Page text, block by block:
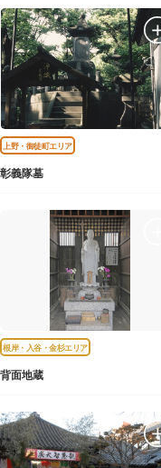
上野・御徒町エリア
彰義隊墓
根岸・入谷・金杉エリア
背面地蔵